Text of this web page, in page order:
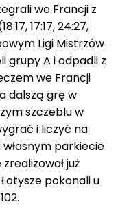
we Francji z
17:17, 24:27,
Ligi Mistrzów
grupy A i odpadli z
we Francji
dalszą grę w
szczeblu w
i liczyć na
parkiecie
już
pokonali u